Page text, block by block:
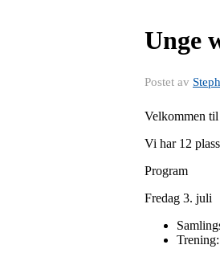
Unge
Postet av
Velkommen
Vi har 12
Program
Fredag 3. juli